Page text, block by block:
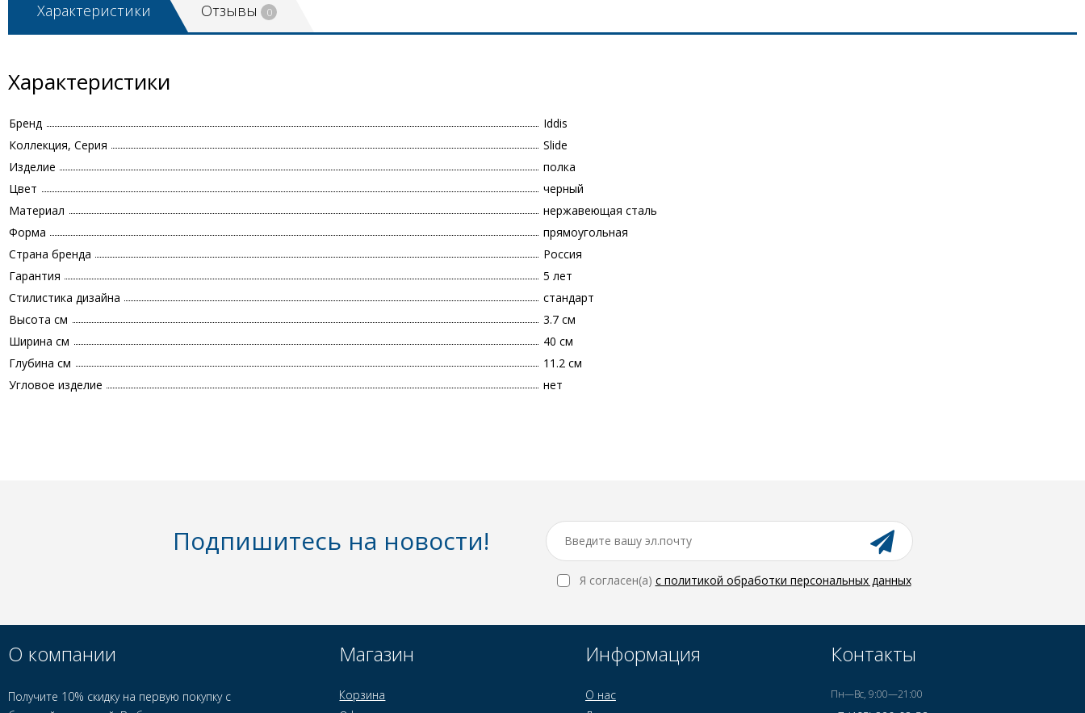
Характеристики Отзывы 0
Характеристики
Бренд
Iddis
Коллекция, Серия
Slide
Изделие
полка
Цвет
черный
Материал
нержавеющая сталь
Форма
прямоугольная
Страна бренда
Россия
Гарантия
5 лет
Стилистика дизайна
стандарт
Высота см
3.7 см
Ширина см
40 см
Глубина см
11.2 см
Угловое изделие
нет
Подпишитесь на новости!
Я согласен(a) с политикой обработки персональных данных
О компании
Получите 10% скидку на первую покупку с
Магазин
Корзина
Информация
О нас
Контакты
Пн—Вс, 9:00—21:00